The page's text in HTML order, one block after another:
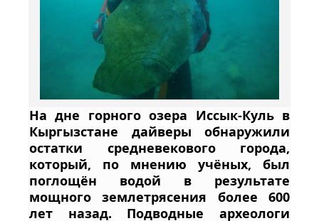
На дне горного озера Иссык-Куль в
Кыргызстане дайверы обнаружили
остатки средневекового города,
который, по мнению учёных, был
поглощён водой в результате
мощного землетрясения более 600
лет назад. Подводные археологи